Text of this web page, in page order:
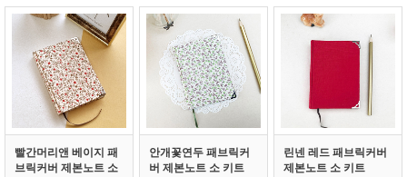
빨간머리앤 베이지 패
브릭커버 제본노트 소
안개꽃연두 패브릭커
버 제본노트 소 키트
린넨 레드 패브릭커버
제본노트 소 키트